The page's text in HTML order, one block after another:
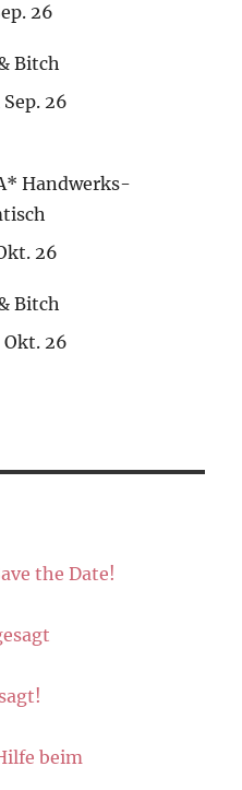
26
Bitch
Sep. 26
Handwerks-
26
Bitch
Okt. 26
the Date!
beim